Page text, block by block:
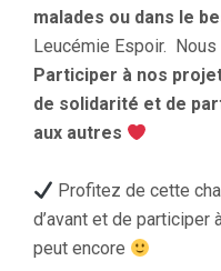
malades ou dans le
Leucémie Espoir.
Participer à nos
de solidarité et de
aux autres
Profitez de cette
d’avant et de participer
peut encore